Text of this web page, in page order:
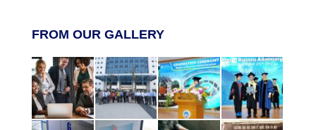
FROM OUR GALLERY